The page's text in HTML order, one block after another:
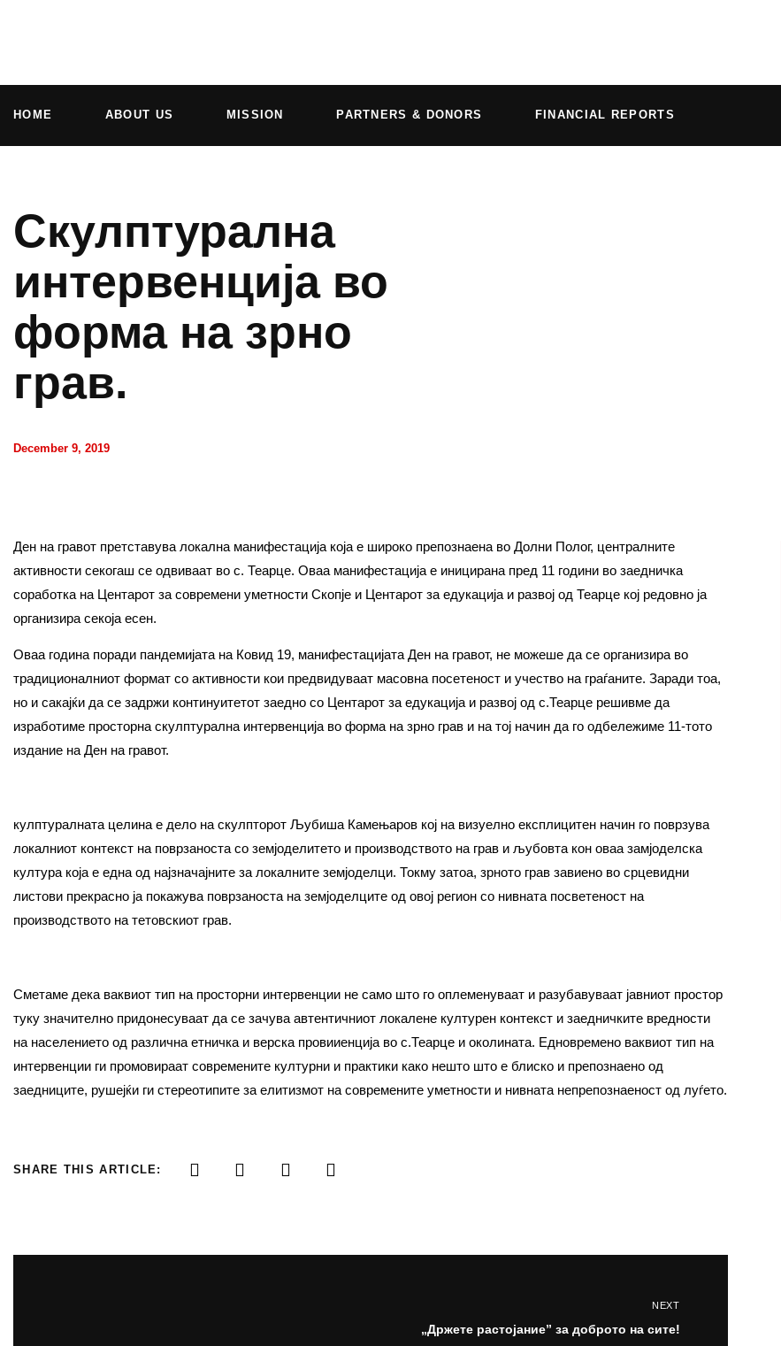
HOME ABOUT US MISSION PARTNERS & DONORS FINANCIAL REPORTS
Скулптурална
интервенција во
форма на зрно
грав.
December 9, 2019
Ден на гравот претставува локална манифестација која е широко препознаена во Долни Полог, централните
активности секогаш се одвиваат во с. Теарце. Оваа манифестација е иницирана пред 11 години во заедничка
соработка на Центарот за современи уметности Скопје и Центарот за едукација и развој од Теарце кој редовно ја
организира секоја есен.
Оваа година поради пандемијата на Ковид 19, манифестацијата Ден на гравот, не можеше да се организира во
традиционалниот формат со активности кои предвидуваат масовна посетеност и учество на граѓаните. Заради тоа,
но и сакајќи да се задржи континуитетот заедно со Центарот за едукација и развој од с.Теарце решивме да
изработиме просторна скулптурална интервенција во форма на зрно грав и на тој начин да го одбележиме 11-тото
издание на Ден на гравот.
кулптуралната целина е дело на скулпторот Љубиша Камењаров кој на визуелно експлицитен начин го поврзува
локалниот контекст на поврзаноста со земјоделитето и производството на грав и љубовта кон оваа замјоделска
култура која е една од најзначајните за локалните земјоделци. Токму затоа, зрното грав завиено во срцевидни
листови прекрасно ја покажува поврзаноста на земјоделците од овој регион со нивната посветеност на
производството на тетовскиот грав.
Сметаме дека ваквиот тип на просторни интервенции не само што го оплеменуваат и разубавуваат јавниот простор
туку значително придонесуваат да се зачува автентичниот локалене културен контекст и заедничките вредности
на населението од различна етничка и верска провииенција во с.Теарце и околината. Едновремено ваквиот тип на
интервенции ги промовираат современите културни и практики како нешто што е блиско и препознаено од
заедниците, рушејќи ги стереотипите за елитизмот на современите уметности и нивната непрепознаеност од луѓето.
SHARE THIS ARTICLE:
NEXT
„Држете растојание” за доброто на сите!